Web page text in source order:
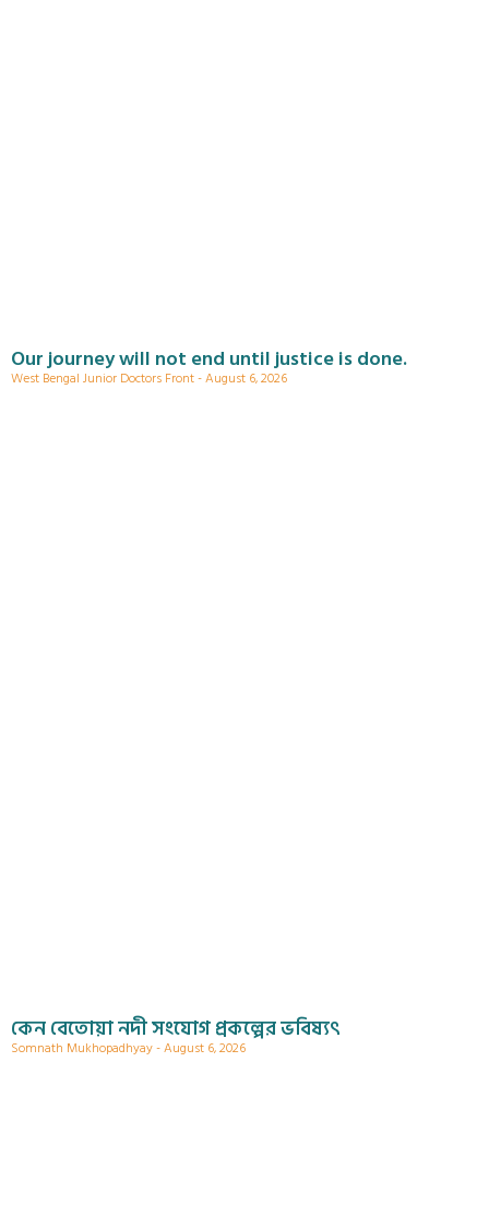
Our journey will not end until justice is done.
West Bengal Junior Doctors Front August 6, 2026
কেন বেতোয়া নদী সংযোগ প্রকল্পের ভবিষ্যৎ
Somnath Mukhopadhyay August 6, 2026